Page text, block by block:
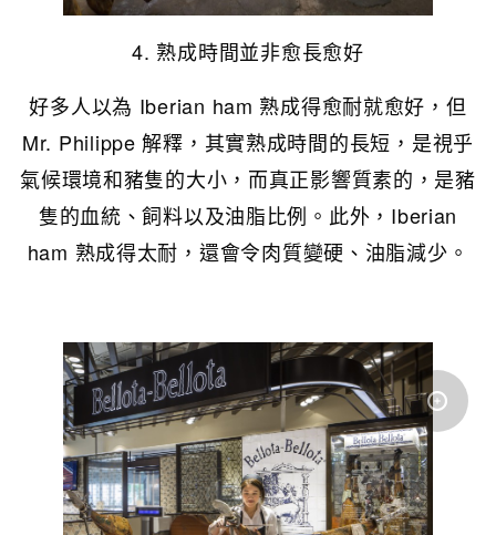
4. 熟成時間並非愈長愈好
好多人以為 Iberian ham 熟成得愈耐就愈好，但
Mr. Philippe 解釋，其實熟成時間的長短，是視乎
氣候環境和豬隻的大小，而真正影響質素的，是豬
隻的血統、飼料以及油脂比例。此外，Iberian
ham 熟成得太耐，還會令肉質變硬、油脂減少。